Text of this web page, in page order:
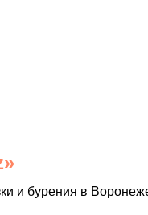
и бурения в